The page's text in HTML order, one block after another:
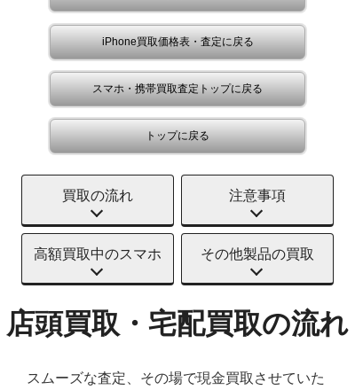
iPhone買取価格表・査定に戻る
スマホ・携帯買取査定トップに戻る
トップに戻る
買取の流れ 注意事項
高額買取中のスマホ その他製品の買取
店頭買取・宅配買取の流れ
スムーズな査定、その場で現金買取させていた